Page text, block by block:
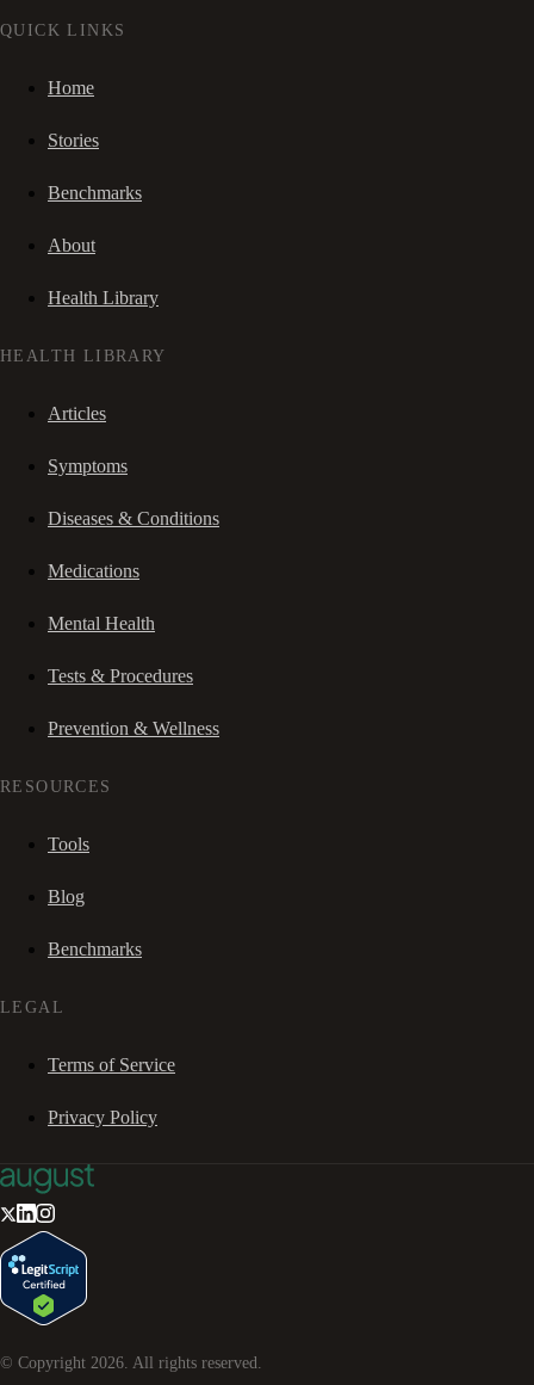
QUICK LINKS
Home
Stories
Benchmarks
About
Health Library
HEALTH LIBRARY
Articles
Symptoms
Diseases & Conditions
Medications
Mental Health
Tests & Procedures
Prevention & Wellness
RESOURCES
Tools
Blog
Benchmarks
LEGAL
Terms of Service
Privacy Policy
© Copyright 2026 . All rights reserved.